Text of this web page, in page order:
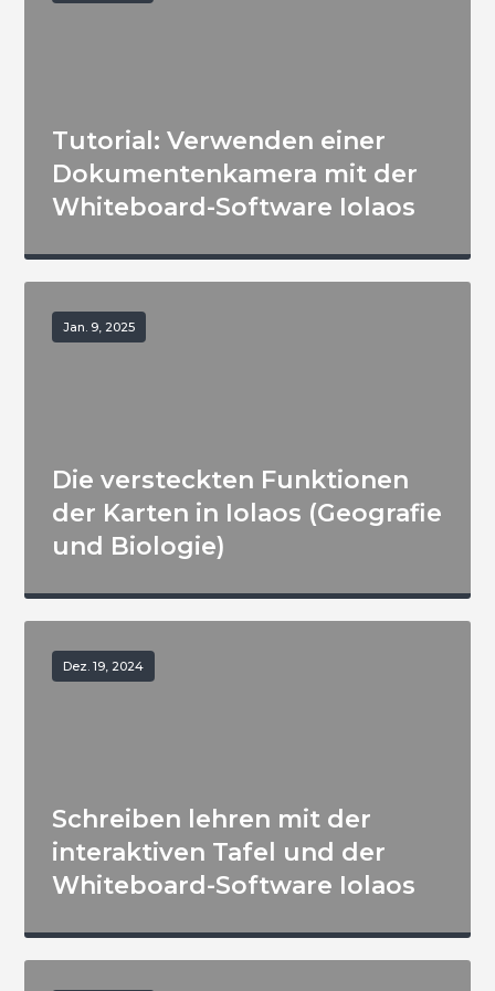
Tutorial: Verwenden einer
Dokumentenkamera mit der
Whiteboard-Software Iolaos
Jan. 9, 2025
Die versteckten Funktionen
der Karten in Iolaos (Geografie
und Biologie)
Dez. 19, 2024
Schreiben lehren mit der
interaktiven Tafel und der
Whiteboard-Software Iolaos